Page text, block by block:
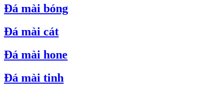
Đá mài bóng
Đá mài cát
Đá mài hone
Đá mài tinh